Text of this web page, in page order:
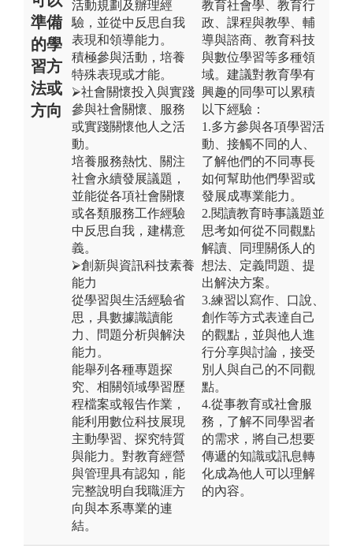
準備
的學
習方
法或
方向
活動規劃及辦理經
驗，並從中反思自我
表現和領導能力。
積極參與活動，培養
特殊表現或才能。
⮚社會關懷投入與實踐
參與社會關懷、服務
或實踐關懷他人之活
動。
培養服務熱忱、關注
社會永續發展議題，
並能從各項社會關懷
或各類服務工作經驗
中反思自我，建構意
義。
⮚創新與資訊科技素養
能力
從學習與生活經驗省
思，具數據識讀能
力、問題分析與解決
能力。
能舉列各種專題探
究、相關領域學習歷
程檔案或報告作業，
能利用數位科技展現
主動學習、探究特質
與能力。對教育經營
與管理具有認知，能
完整說明自我職涯方
向與本系專業的連
結。
教育社會學、教育行
政、課程與教學、輔
導與諮商、教育科技
與數位學習等多種領
域。建議對教育學有
興趣的同學可以累積
以下經驗：
1.多方參與各項學習活
動、接觸不同的人、
了解他們的不同專長
如何幫助他們學習或
發展成專業能力。
2.閱讀教育時事議題並
思考如何從不同觀點
解讀、同理關係人的
想法、定義問題、提
出解決方案。
3.練習以寫作、口說、
創作等方式表達自己
的觀點，並與他人進
行分享與討論，接受
別人與自己的不同觀
點。
4.從事教育或社會服
務，了解不同學習者
的需求，將自己想要
傳遞的知識或訊息轉
化成為他人可以理解
的內容。